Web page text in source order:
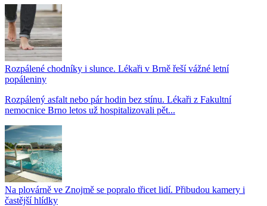
Rozpálené chodníky i slunce. Lékaři v Brně řeší vážné letní
popáleniny
Rozpálený asfalt nebo pár hodin bez stínu. Lékaři z Fakultní
nemocnice Brno letos už hospitalizovali pět...
Na plovárně ve Znojmě se popralo třicet lidí. Přibudou kamery i
častější hlídky